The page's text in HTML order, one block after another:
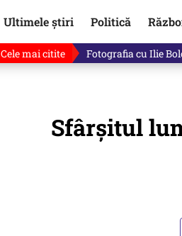
Ultimele știri Politică
Cele mai citite Lucruri neștiute
Sfârșitul